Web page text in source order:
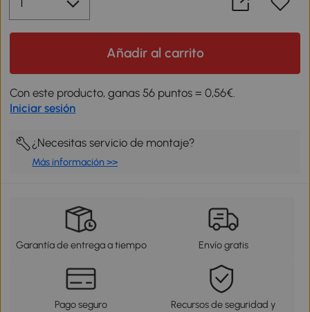
Añadir al carrito
Con este producto, ganas 56 puntos = 0,56€.
Iniciar sesión
¿Necesitas servicio de montaje?
Más información >>
Garantía de entrega a tiempo Envío gratis
Pago seguro
Recursos de seguridad y